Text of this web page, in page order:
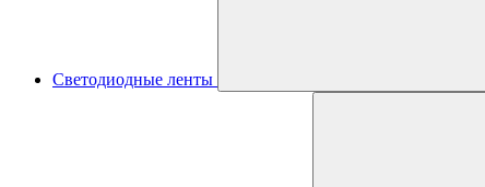
Светодиодные ленты